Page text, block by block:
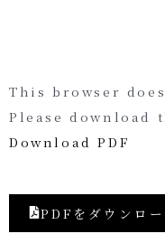
This browser
Please download
Download PDF
PDFをダウンロー